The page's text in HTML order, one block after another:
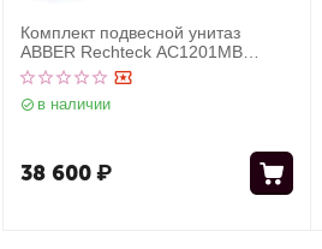
Комплект подвесной унитаз
ABBER Rechteck AC1201MB
черный матовый с инсталляцией
AC0105 и кнопкой AC0121MCH
матовый хром
в наличии
38 600₽